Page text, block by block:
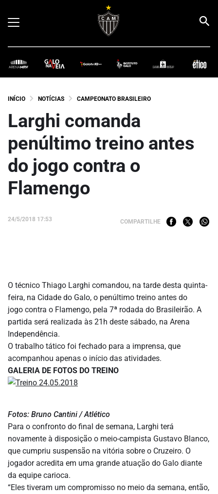
INÍCIO NOTÍCIAS CAMPEONATO BRASILEIRO
Larghi comanda
penúltimo treino antes
do jogo contra o
Flamengo
24/5/2018 17:53 COMPARTILHE
O técnico Thiago Larghi comandou, na tarde desta quinta-
feira, na Cidade do Galo, o penúltimo treino antes do
jogo contra o Flamengo, pela 7ª rodada do Brasileirão. A
partida será realizada às 21h deste sábado, na Arena
Independência.
O trabalho tático foi fechado para a imprensa, que
acompanhou apenas o início das atividades.
GALERIA DE FOTOS DO TREINO
Fotos: Bruno Cantini / Atlético
Para o confronto do final de semana, Larghi terá
novamente à disposição o meio-campista Gustavo Blanco,
que cumpriu suspensão na vitória sobre o Cruzeiro. O
jogador acredita em uma grande atuação do Galo diante
da equipe carioca.
“Eles tiveram um compromisso no meio da semana, então,